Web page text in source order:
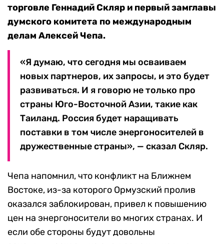
торговле Геннадий Скляр и первый замглавы
думского комитета по международным
делам Алексей Чепа.
«Я думаю, что сегодня мы осваиваем
новых партнеров, их запросы, и это будет
развиваться. И я говорю не только про
страны Юго-Восточной Азии, такие как
Таиланд. Россия будет наращивать
поставки в том числе энергоносителей в
дружественные страны», — сказал Скляр.
Чепа напомнил, что конфликт на Ближнем
Востоке, из-за которого Ормузский пролив
оказался заблокирован, привел к повышению
цен на энергоносители во многих странах. И
если обе стороны будут довольны